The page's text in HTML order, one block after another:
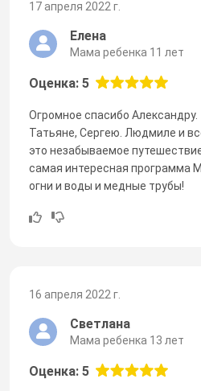
17 апреля 2022 г.
Елена
Мама ребенка 11 лет
Оценка: 5
Огромное спасибо Александру.
Татьяне, Сергею. Людмиле и
это незабываемое
самая интересная программа
огни и воды и медные трубы!
16 апреля 2022 г.
Светлана
Мама ребенка 13 лет
Оценка: 5